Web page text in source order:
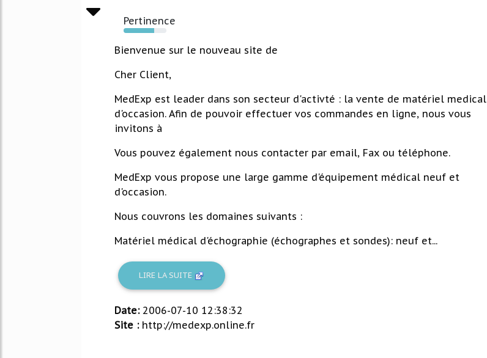
Pertinence
72%
Bienvenue sur le nouveau site de
Cher Client,
MedExp est leader dans son secteur d'activté : la vente de matériel medical
d'occasion. Afin de pouvoir effectuer vos commandes en ligne, nous vous
invitons à
Vous pouvez également nous contacter par email, Fax ou téléphone.
MedExp vous propose une large gamme d'équipement médical neuf et
d'occasion.
Nous couvrons les domaines suivants :
Matériel médical d'échographie (échographes et sondes): neuf et...
LIRE LA SUITE
Date: 2006-07-10 12:38:32
Site : http://medexp.online.fr